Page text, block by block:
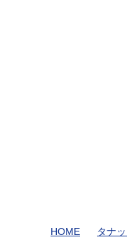
HOME タナ